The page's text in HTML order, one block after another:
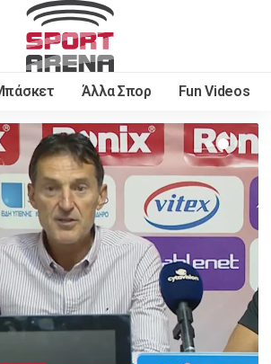
Άλλα Σπορ Fun Videos